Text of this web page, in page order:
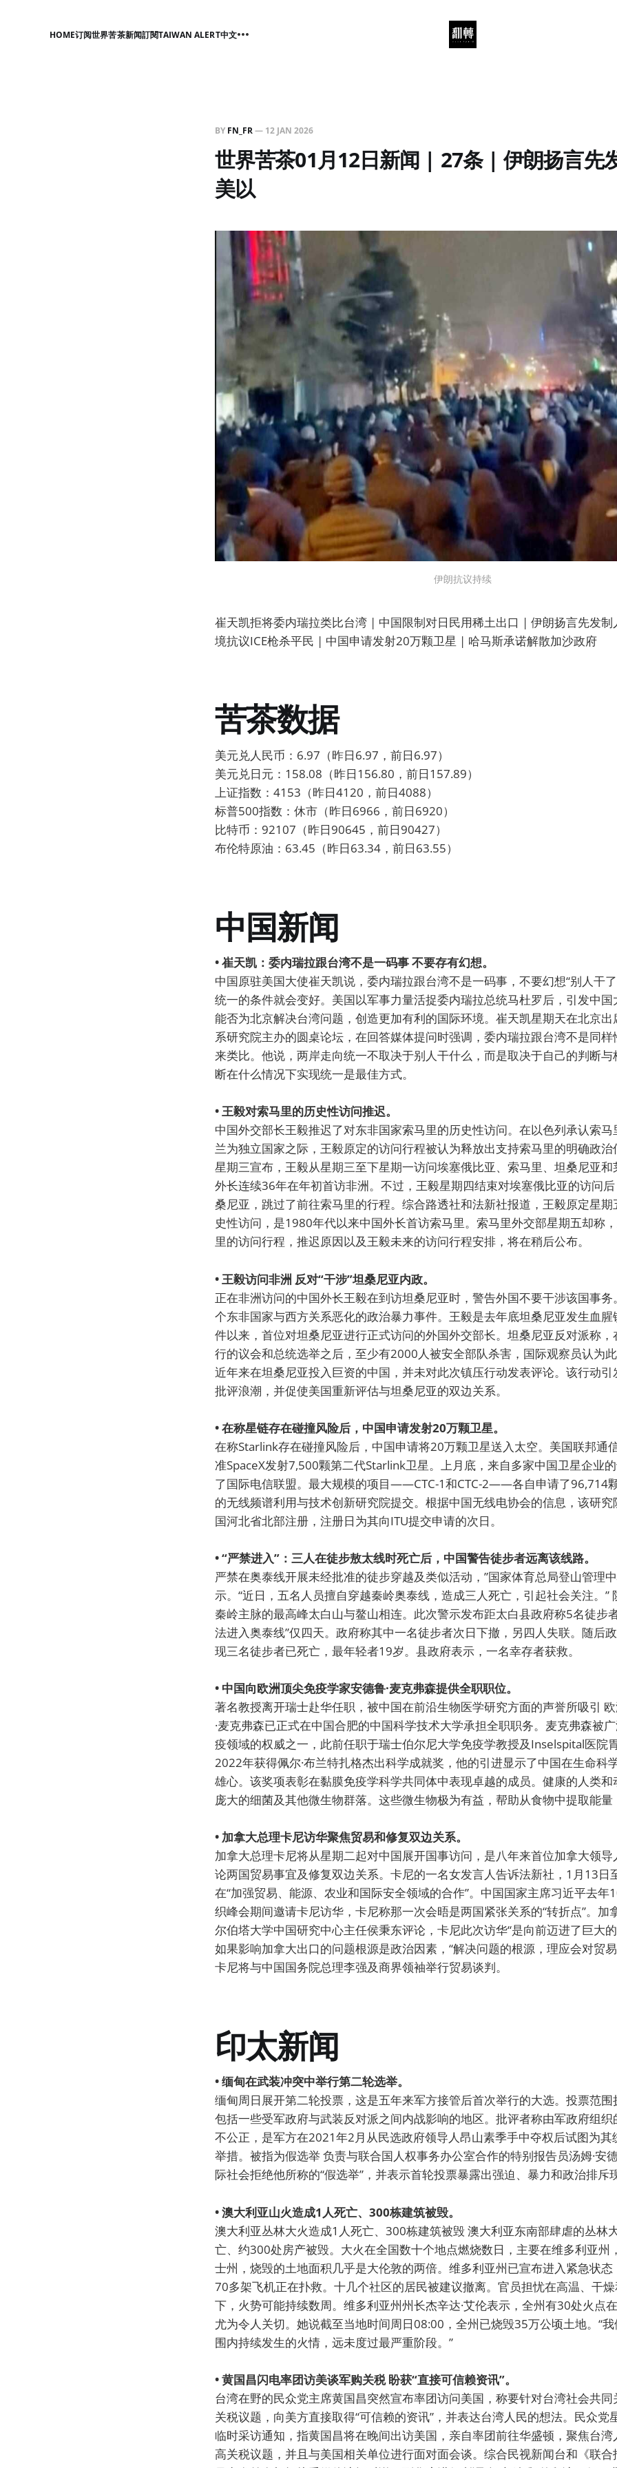
HOME订阅世界苦茶新闻訂閱TAIWAN ALERT中文
BY FN_FR— 12 JAN 2026
世界苦茶01月12日新闻 | 27条 | 伊朗扬言先
美以
伊朗抗议持续
崔天凯拒将委内瑞拉类比台湾 | 中国限制对日民用稀土出口 | 伊朗扬言先发
境抗议ICE枪杀平民 | 中国申请发射20万颗卫星 | 哈马斯承诺解散加沙政府
苦茶数据
美元兑人民币：6.97（昨日6.97，前日6.97）
美元兑日元：158.08（昨日156.80，前日157.89）
上证指数：4153（昨日4120，前日4088）
标普500指数：休市（昨日6966，前日6920）
比特币：92107（昨日90645，前日90427）
布伦特原油：63.45（昨日63.34，前日63.55）
中国新闻
• 崔天凯：委内瑞拉跟台湾不是一码事 不要存有幻想。
中国原驻美国大使崔天凯说，委内瑞拉跟台湾不是一码事，不要幻想“别人干
统一的条件就会变好。美国以军事力量活捉委内瑞拉总统马杜罗后，引发中
能否为北京解决台湾问题，创造更加有利的国际环境。崔天凯星期天在北京
系研究院主办的圆桌论坛，在回答媒体提问时强调，委内瑞拉跟台湾不是同
来类比。他说，两岸走向统一不取决于别人干什么，而是取决于自己的判断
断在什么情况下实现统一是最佳方式。
• 王毅对索马里的历史性访问推迟。
中国外交部长王毅推迟了对东非国家索马里的历史性访问。在以色列承认索马
兰为独立国家之际，王毅原定的访问行程被认为释放出支持索马里的明确政
星期三宣布，王毅从星期三至下星期一访问埃塞俄比亚、索马里、坦桑尼亚
外长连续36年在年初首访非洲。不过，王毅星期四结束对埃塞俄比亚的访问
桑尼亚，跳过了前往索马里的行程。综合路透社和法新社报道，王毅原定星
史性访问，是1980年代以来中国外长首访索马里。索马里外交部星期五却称
里的访问行程，推迟原因以及王毅未来的访问行程安排，将在稍后公布。
• 王毅访问非洲 反对“干涉”坦桑尼亚内政。
正在非洲访问的中国外长王毅在到访坦桑尼亚时，警告外国不要干涉该国事
个东非国家与西方关系恶化的政治暴力事件。王毅是去年底坦桑尼亚发生血
件以来，首位对坦桑尼亚进行正式访问的外国外交部长。坦桑尼亚反对派称
行的议会和总统选举之后，至少有2000人被安全部队杀害，国际观察员认为此
近年来在坦桑尼亚投入巨资的中国，并未对此次镇压行动发表评论。该行动
批评浪潮，并促使美国重新评估与坦桑尼亚的双边关系。
• 在称星链存在碰撞风险后，中国申请发射20万颗卫星。
在称Starlink存在碰撞风险后，中国申请将20万颗卫星送入太空。美国联邦通
准SpaceX发射7,500颗第二代Starlink卫星。上月底，来自多家中国卫星企业
了国际电信联盟。最大规模的项目——CTC-1和CTC-2——各自申请了96,714
的无线频谱利用与技术创新研究院提交。根据中国无线电协会的信息，该研
国河北省北部注册，注册日为其向ITU提交申请的次日。
• “严禁进入”：三人在徒步敖太线时死亡后，中国警告徒步者远离该线路。
严禁在奥泰线开展未经批准的徒步穿越及类似活动，”国家体育总局登山管理
示。“近日，五名人员擅自穿越秦岭奥泰线，造成三人死亡，引起社会关注。”
秦岭主脉的最高峰太白山与鳌山相连。此次警示发布距太白县政府称5名徒步
法进入奥泰线”仅四天。政府称其中一名徒步者次日下撤，另四人失联。随后
现三名徒步者已死亡，最年轻者19岁。县政府表示，一名幸存者获救。
• 中国向欧洲顶尖免疫学家安德鲁·麦克弗森提供全职职位。
著名教授离开瑞士赴华任职，被中国在前沿生物医学研究方面的声誉所吸引
·麦克弗森已正式在中国合肥的中国科学技术大学承担全职职务。麦克弗森被
疫领域的权威之一，此前任职于瑞士伯尔尼大学免疫学教授及Inselspital医院
2022年获得佩尔·布兰特扎格杰出科学成就奖，他的引进显示了中国在生命科
雄心。该奖项表彰在黏膜免疫学科学共同体中表现卓越的成员。健康的人类
庞大的细菌及其他微生物群落。这些微生物极为有益，帮助从食物中提取能量
• 加拿大总理卡尼访华聚焦贸易和修复双边关系。
加拿大总理卡尼将从星期二起对中国展开国事访问，是八年来首位加拿大领
论两国贸易事宜及修复双边关系。卡尼的一名女发言人告诉法新社，1月13日
在“加强贸易、能源、农业和国际安全领域的合作”。中国国家主席习近平去年
织峰会期间邀请卡尼访华，卡尼称那一次会晤是两国紧张关系的“转折点”。加
尔伯塔大学中国研究中心主任侯秉东评论，卡尼此次访华“是向前迈进了巨大的
如果影响加拿大出口的问题根源是政治因素，“解决问题的根源，理应会对贸易
卡尼将与中国国务院总理李强及商界领袖举行贸易谈判。
印太新闻
• 缅甸在武装冲突中举行第二轮选举。
缅甸周日展开第二轮投票，这是五年来军方接管后首次举行的大选。投票范围
包括一些受军政府与武装反对派之间内战影响的地区。批评者称由军政府组
不公正，是军方在2021年2月从民选政府领导人昂山素季手中夺权后试图为其
举措。被指为假选举 负责与联合国人权事务办公室合作的特别报告员汤姆·安
际社会拒绝他所称的“假选举”，并表示首轮投票暴露出强迫、暴力和政治排斥
• 澳大利亚山火造成1人死亡、300栋建筑被毁。
澳大利亚丛林大火造成1人死亡、300栋建筑被毁 澳大利亚东南部肆虐的丛林
亡、约300处房产被毁。大火在全国数十个地点燃烧数日，主要在维多利亚州
士州，烧毁的土地面积几乎是大伦敦的两倍。维多利亚州已宣布进入紧急状
70多架飞机正在扑救。十几个社区的居民被建议撤离。官员担忧在高温、干
下，火势可能持续数周。维多利亚州州长杰辛达·艾伦表示，全州有30处火点
尤为令人关切。她说截至当地时间周日08:00，全州已烧毁35万公顷土地。“
围内持续发生的火情，远未度过最严重阶段。”
• 黄国昌闪电率团访美谈军购关税 盼获“直接可信赖资讯”。
台湾在野的民众党主席黄国昌突然宣布率团访问美国，称要针对台湾社会共
关税议题，向美方直接取得“可信赖的资讯”，并表达台湾人民的想法。民众党
临时采访通知，指黄国昌将在晚间出访美国，亲自率团前往华盛顿，聚焦台
高关税议题，并且与美国相关单位进行面对面会谈。综合民视新闻台和《联